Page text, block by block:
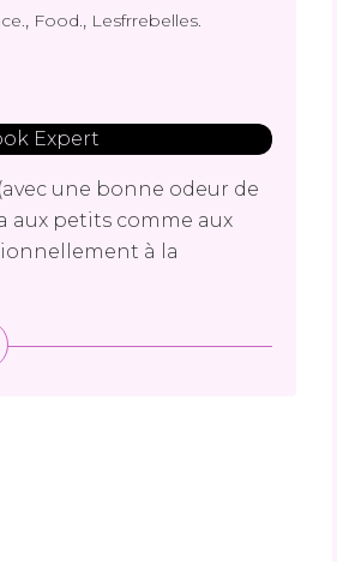
, Food., Lesfrrebelles.
une bonne odeur de
aux petits comme aux
à la